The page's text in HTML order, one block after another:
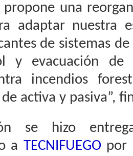
una
adaptar nuestra
de sistemas
y evacuación
incendios
activa y pasiva”,
se hizo
a TECNIFUEGO por